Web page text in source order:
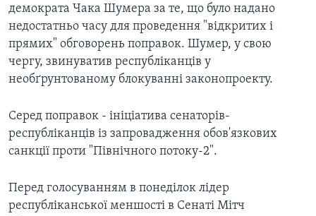
демократа Чака Шумера за те, що було надано
недостатньо часу для проведення "відкритих і
прямих" обговорень поправок. Шумер, у свою
чергу, звинуватив республіканців у
необґрунтованому блокуванні законопроекту.
Серед поправок - ініціатива сенаторів-
республіканців із запровадження обов'язкових
санкції проти "Північного потоку-2".
Перед голосуванням в понеділок лідер
республіканської меншості в Сенаті Мітч